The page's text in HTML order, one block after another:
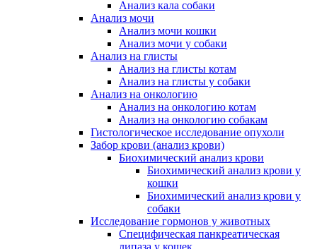
Анализ кала собаки
Анализ мочи
Анализ мочи кошки
Анализ мочи у собаки
Анализ на глисты
Анализ на глисты котам
Анализ на глисты у собаки
Анализ на онкологию
Анализ на онкологию котам
Анализ на онкологию собакам
Гистологическое исследование опухоли
Забор крови (анализ крови)
Биохимический анализ крови
Биохимический анализ крови у
кошки
Биохимический анализ крови у
собаки
Исследование гормонов у животных
Специфическая панкреатическая